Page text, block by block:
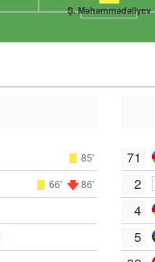
Ş. Məhəmmədəliyev
85'
66' 86'
71
2
4
5